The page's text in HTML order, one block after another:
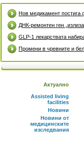
Нов медикамент постига
ДНК-ремонтен ген
GLP-1 лекарствата
Промени в чревните и
Актуално
Assisted living
facilities
Новини
Новини от
медицинските
изследвания